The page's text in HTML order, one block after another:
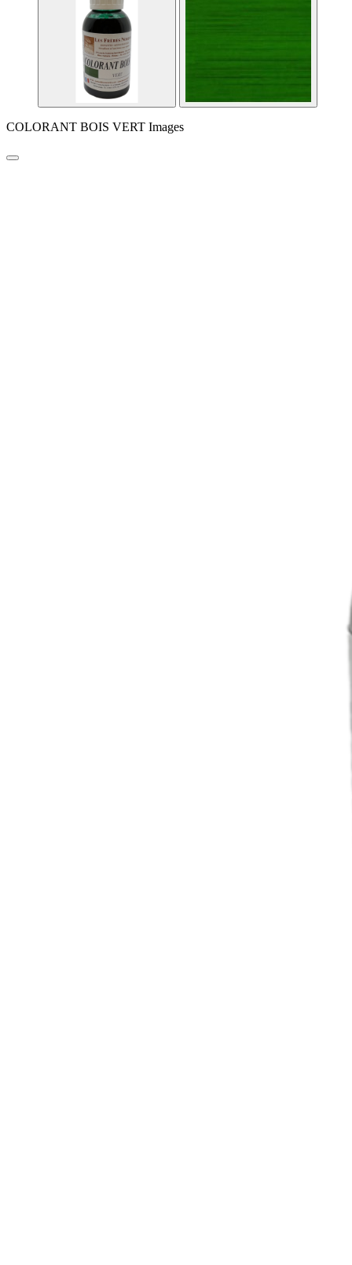
COLORANT BOIS VERT Images